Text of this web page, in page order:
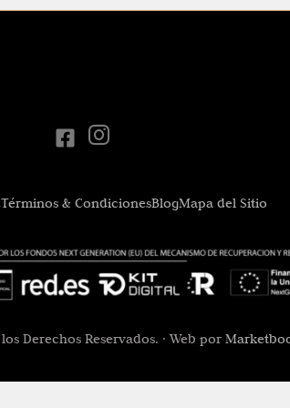
Términos & CondicionesBlogMapa del Sitio
los Derechos Reservados. · Web por